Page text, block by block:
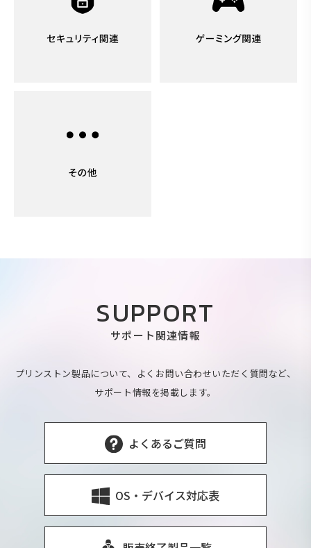
SUPPORT
サポート関連情報
プリンストン製品について、よくお問い合わせいただく質問など、
サポート情報を掲載します。
よくあるご質問
OS・デバイス対応表